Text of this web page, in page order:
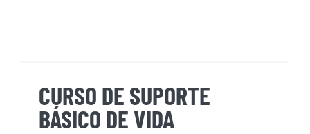
CURSO DE SUPORTE
BÁSICO DE VIDA